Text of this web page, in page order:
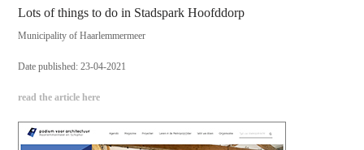
Lots of things to do in Stadspark Hoofddorp
Municipality of Haarlemmermeer
Date published: 23-04-2021
read the article here